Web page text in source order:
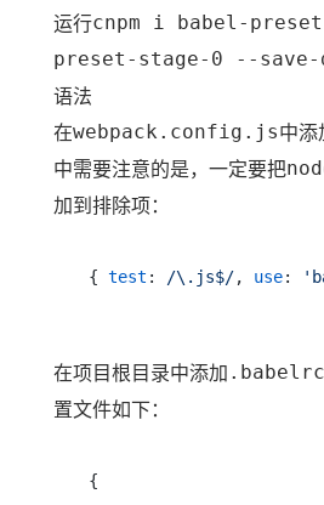
运行cnpm i babel-
preset-stage-0 --save-
语法
在webpack.config.js中
中需要注意的是，一定要把
加到排除项：
{ test : /\.js$/, use:
在项目根目录中添加 .babelrc
置文件如下：
{